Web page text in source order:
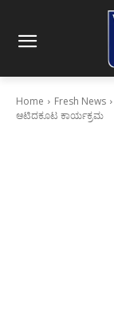
Home Fresh News
ಆಟಿದಕೂಟ ಕಾರ್ಯಕ್ರಮ